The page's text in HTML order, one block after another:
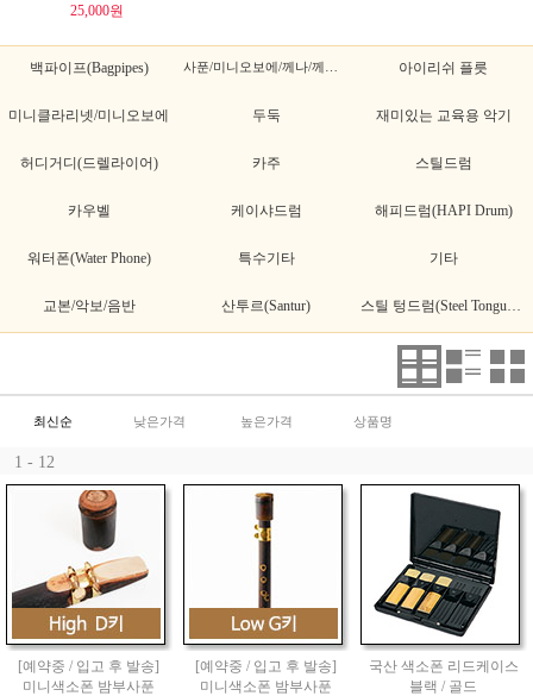
25,000원
백파이프(Bagpipes) 아이리쉬 플릇
미니클라리넷/미니오보에 두둑 재미있는 교육용 악기
허디거디(드렐라이어) 카주 스틸드럼
카우벨 케이샤드럼 해피드럼(HAPI Drum)
워터폰(Water Phone) 특수기타 기타
교본/악보/음반 산투르(Santur)
최신순 낮은가격 높은가격 상품명
1 - 12
[예약중 / 입고 후 발송]
미니색소폰 밤부사푼
[예약중 / 입고 후 발송]
미니색소폰 밤부사푼
국산 색소폰 리드케이스
블랙 / 골드